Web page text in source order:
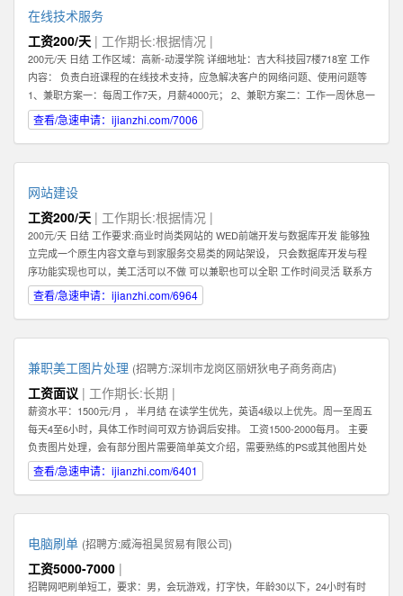
6、负责公司产品包括网页和手机应用程序等的人机交互界面设计，提高用户使
用体验； 7、根据项目具体要求解决各类UI设计和优化问题。 职位要求： 1、一
年以上相关专业工作经验。 2、熟练使用设计工具如Photoshop，Illustrator，
Flash等；掌握HTML，XHTML，CSS，XML，JavaScrip等常用语言软件。 3、
具有丰富的视觉创作经验和独到的审美修养 4、具备优秀的网站整体策划、设计
能力,有丰富的网页设计经验. 有意向的请直接电话联系，附上您的案例作品。
在线技术服务
工资200/天 | 工作期长:根据情况 |
200元/天 日结 工作区域：高新-动漫学院 详细地址：吉大科技园7楼718室 工作
内容： 负责白班课程的在线技术支持，应急解决客户的网络问题、使用问题等
1、兼职方案一：每周工作7天，月薪4000元； 2、兼职方案二：工作一周休息一
周，月薪2000元 3、7月9日开始正式上班 4、兼职大学生暑假打工优先考虑 联
系方式 王先生
查看/急速申请：ijianzhi.com/7006
网站建设
工资200/天 | 工作期长:根据情况 |
200元/天 日结 工作要求:商业时尚类网站的 WED前端开发与数据库开发 能够独
立完成一个原生内容文章与到家服务交易类的网站架设， 只会数据库开发与程
序功能实现也可以，美工活可以不做 可以兼职也可以全职 工作时间灵活 联系方
式 李经理 工作区域：浑南新区-全运路 详细地址：沈中大街28号
查看/急速申请：ijianzhi.com/6964
兼职美工图片处理 (招聘方:深圳市龙岗区丽妍狄电子商务商店)
工资面议 | 工作期长:长期 |
薪资水平：1500元/月 ， 半月结 在读学生优先，英语4级以上优先。周一至周五
每天4至6小时，具体工作时间可双方协调后安排。 工资1500-2000每月。 主要
负责图片处理，会有部分图片需要简单英文介绍，需要熟练的PS或其他图片处
理软件。 可以在家办公，图片处理过程中需要有一定的想法和创新。 联系人：
肖女士 公司地址：龙岗中心城
查看/急速申请：ijianzhi.com/6401
电脑刷单 (招聘方:威海祖昊贸易有限公司)
工资5000-7000 |
招聘网吧刷单短工，要求：男，会玩游戏，打字快，年龄30以下，24小时有时